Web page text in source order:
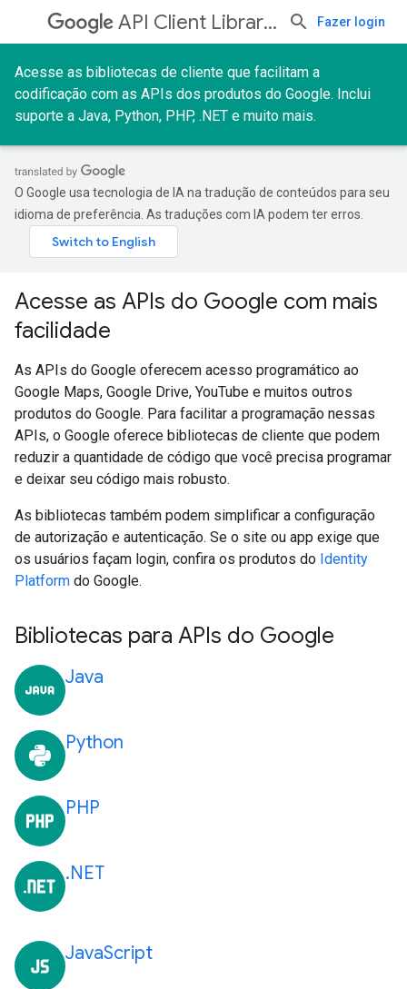
API Client Libraries Fazer login
Acesse as bibliotecas de cliente que facilitam a
codificação com as APIs dos produtos do Google. Inclui
suporte a Java, Python, PHP, .NET e muito mais.
O Google usa tecnologia de IA na tradução de conteúdos para seu
idioma de preferência. As traduções com IA podem ter erros.
Acesse as APIs do Google com mais
facilidade
As APIs do Google oferecem acesso programático ao
Google Maps, Google Drive, YouTube e muitos outros
produtos do Google. Para facilitar a programação nessas
APIs, o Google oferece bibliotecas de cliente que podem
reduzir a quantidade de código que você precisa programar
e deixar seu código mais robusto.
As bibliotecas também podem simplificar a configuração
de autorização e autenticação. Se o site ou app exige que
os usuários façam login, confira os produtos do Identity
Platform do Google.
Bibliotecas para APIs do Google
Java
Python
PHP
.NET
JavaScript